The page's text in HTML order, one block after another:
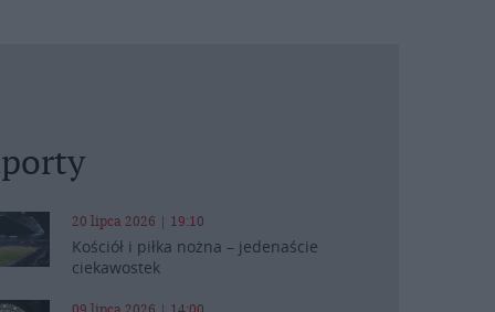
20 lipca 2026 | 19:10
Kościół i piłka nożna – jedenaście
ciekawostek